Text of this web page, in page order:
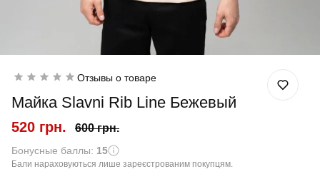
Отзывы о товаре
Майка Slavni Rib Line Бежевый
520 грн. 600 грн.
Бонусные баллы: 15
Бали нараховуються лише зареєстрованим покупцям.